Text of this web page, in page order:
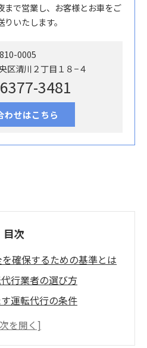
まで営業し、お客様とお車をご
いたします。
0005
区清川２丁目１８−４
3481
わせはこちら
目次
確保するための基準とは
行業者の選び方
運転代行の条件
ビューを活かす方法